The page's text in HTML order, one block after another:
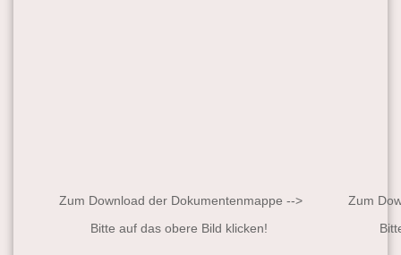
Zum Download der Dokumentenmappe -->
Bitte auf das obere Bild klicken!
Zum